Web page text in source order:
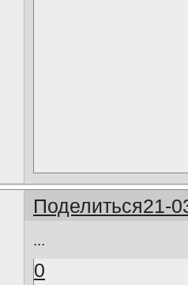
Поделиться21-
...
0